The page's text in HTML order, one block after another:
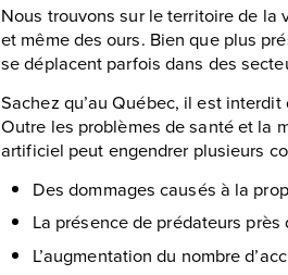
Nous trouvons sur le territoire de la
et même des ours. Bien que plus
se déplacent parfois dans des
Sachez qu’au Québec, il est
Outre les problèmes de santé et la
artificiel peut engendrer plusieurs
Des dommages causés à la
La présence de prédateurs
L’augmentation du nombre